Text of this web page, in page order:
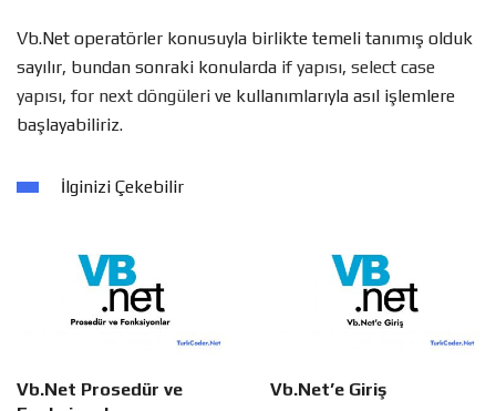
Vb.Net operatörler konusuyla birlikte temeli tanımış olduk
sayılır, bundan sonraki konularda if yapısı, select case
yapısı, for next döngüleri ve kullanımlarıyla asıl işlemlere
başlayabiliriz.
İlginizi Çekebilir
Vb.Net Prosedür ve
Vb.Net’e Giriş